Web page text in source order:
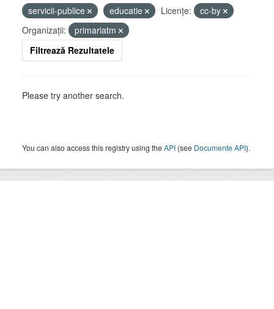
servicii-publice
educatie Licenţe:
cc-by
Organizații:
primariatm
Filtrează Rezultatele
Please try another search.
You can also access this registry using theAPI (see Documente API).